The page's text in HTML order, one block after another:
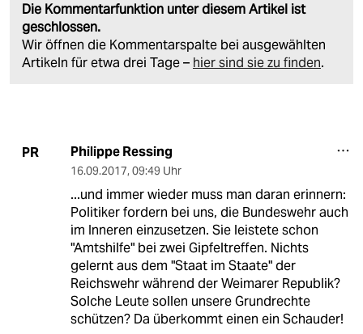
Die Kommentarfunktion unter diesem Artikel ist
geschlossen.
Wir öffnen die Kommentarspalte bei ausgewählten
Artikeln für etwa drei Tage – hier sind sie zu finden.
PR Philippe Ressing
16.09.2017, 09:49 Uhr
...und immer wieder muss man daran erinnern:
Politiker fordern bei uns, die Bundeswehr auch
im Inneren einzusetzen. Sie leistete schon
"Amtshilfe" bei zwei Gipfeltreffen. Nichts
gelernt aus dem "Staat im Staate" der
Reichswehr während der Weimarer Republik?
Solche Leute sollen unsere Grundrechte
schützen? Da überkommt einen ein Schauder!